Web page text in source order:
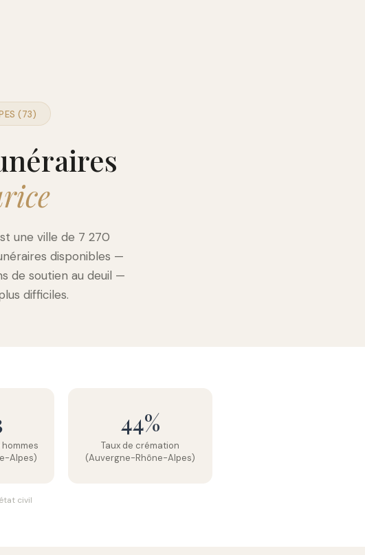
(73)
une ville de 7 270
disponibles —
de soutien au deuil —
difficiles.
Alpes)
44%
Taux de crémation
(Auvergne-Rhône-Alpes)
civil